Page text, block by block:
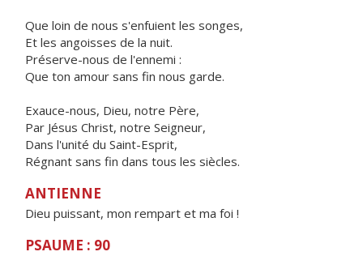
Que loin de nous s'enfuient les songes,
Et les angoisses de la nuit.
Préserve-nous de l'ennemi :
Que ton amour sans fin nous garde.
Exauce-nous, Dieu, notre Père,
Par Jésus Christ, notre Seigneur,
Dans l'unité du Saint-Esprit,
Régnant sans fin dans tous les siècles.
ANTIENNE
Dieu puissant, mon rempart et ma foi !
PSAUME : 90